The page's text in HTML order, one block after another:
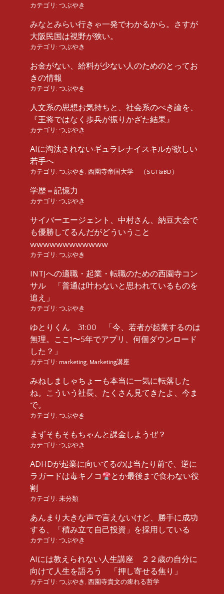
カテゴリ: つぶやき
みなとみらい行きゃ一発でわかるから。さすが
大阪民国は視野が狭い。
カテゴリ: つぶやき
お金がない、給料が少ない人のためのとってお
きの情報
カテゴリ: つぶやき
人文系の思想お気持ちと、社会系のべき論を、
『王将ではなく歩兵が振りかざた結果』
カテゴリ: つぶやき
AIに淘汰されないギュラレナイスキルが欲しい
若手へ
カテゴリ: つぶやき , 西園寺帝国大学 （SGT&BD）
学歴＝記憶力
カテゴリ: つぶやき
サイバーエージェント、中村さん、納豆大会で
も優勝してるんだがどういうこと
wwwwwwwwwwww
カテゴリ: つぶやき
INTJへの適職・起業・転職のための西園寺コン
サル 「普通は叶わないと思われているものを
追え」
カテゴリ: つぶやき
ゆとりくん 31:00 「今、若者が起業するのは
無理。ここ1〜5年でアプリ、何個ダウンロード
した？」
カテゴリ: marketing, Marketing講座
みねしましゃちょーも本当に一気に転落した
ね。こういう社長、たくさん見てきたよ、今ま
で。
カテゴリ: つぶやき
まずそもそもちゃんと課金しようぜ？
カテゴリ: つぶやき
ADHDが起業に向いてるのは当たり前で、逆に
ラガードは毒キノコ
とか最後まで食わない役
割
カテゴリ: 未分類
あんまり大きな声で言えないけど、勝手に成功
する、「積み立て自己投資」を採用している
カテゴリ: つぶやき
AIには教えられない人生講座 ２２歳の自分に
向けて人生を語ろう 「押し寄せる焦り」
カテゴリ: つぶやき , 西園寺貴文の痺れる哲学